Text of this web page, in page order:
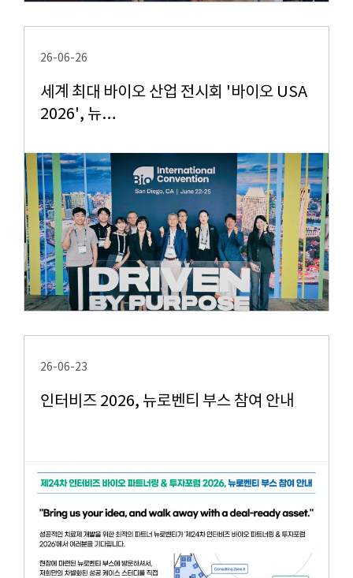
26-06-26
세계 최대 바이오 산업 전시회 '바이오 USA
2026', 뉴…
26-06-23
인터비즈 2026, 뉴로벤티 부스 참여 안내